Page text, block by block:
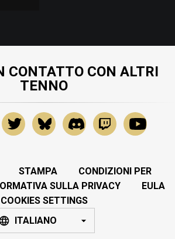
CONTATTO CON ALTRI
TENNO
STAMPA
CONDIZIONI PER
SULLA PRIVACY
EULA
COOKIES SETTINGS
ITALIANO